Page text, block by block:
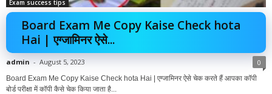
Exam success tips
Board Exam Me Copy Kaise Check hota
Hai | एग्जामिनर ऐसे...
admin - August 5, 2023 0
Board Exam Me Copy Kaise Check hota Hai | एग्जामिनर ऐसे चेक करते हैं आपका कॉपी
बोर्ड परीक्षा में कॉपी कैसे चेक किया जाता है...